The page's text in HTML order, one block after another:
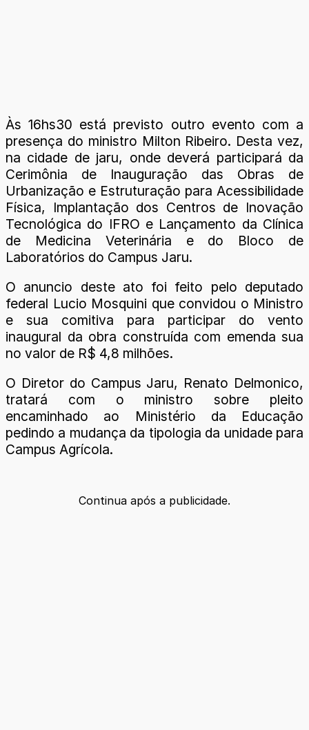
Às 16hs30 está previsto outro evento com a
presença do ministro Milton Ribeiro. Desta vez,
na cidade de jaru, onde deverá participará da
Cerimônia de Inauguração das Obras de
Urbanização e Estruturação para Acessibilidade
Física, Implantação dos Centros de Inovação
Tecnológica do IFRO e Lançamento da Clínica
de Medicina Veterinária e do Bloco de
Laboratórios do Campus Jaru.
O anuncio deste ato foi feito pelo deputado
federal Lucio Mosquini que convidou o Ministro
e sua comitiva para participar do vento
inaugural da obra construída com emenda sua
no valor de R$ 4,8 milhões.
O Diretor do Campus Jaru, Renato Delmonico,
tratará com o ministro sobre pleito
encaminhado ao Ministério da Educação
pedindo a mudança da tipologia da unidade para
Campus Agrícola.
Continua após a publicidade.